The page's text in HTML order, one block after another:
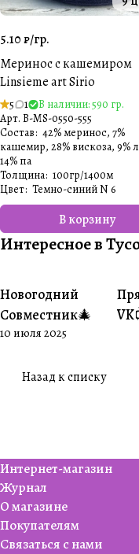
5.10 ₽/гр.
Меринос с кашемиром
Linsieme art Sirio
5 1
В наличии: 590 гр.
Арт. B-MS-0550-555
В корзину
Состав: 42% меринос, 7%
кашемир, 28% вискоза, 9%
14% па
Толщина: 100гр/1400м
Цвет: Темно-синий N 6
Интересное в
#Совместники
Новогодний
Совместник🎄
10 июля 2025
Назад к списку
Интернет-магазин
Журнал
О магазине
Покупателям
Связаться с нами